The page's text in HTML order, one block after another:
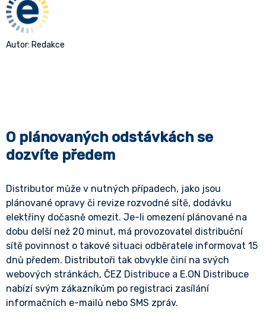
Autor: Redakce
O plánovaných odstávkách se
dozvíte předem
Distributor může v nutných případech, jako jsou
plánované opravy či revize rozvodné sítě, dodávku
elektřiny dočasně omezit. Je-li omezení plánované na
dobu delší než 20 minut, má provozovatel distribuční
sítě povinnost o takové situaci odběratele informovat 15
dnů předem. Distributoři tak obvykle činí na svých
webových stránkách, ČEZ Distribuce a E.ON Distribuce
nabízí svým zákazníkům po registraci zasílání
informačních e-mailů nebo SMS zpráv.